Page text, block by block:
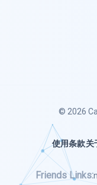
© 2026
使用条款关
Friends Links: